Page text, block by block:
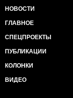
НОВОСТИ
ГЛАВНОЕ
СПЕЦПРОЕКТЫ
ПУБЛИКАЦИИ
КОЛОНКИ
ВИДЕО